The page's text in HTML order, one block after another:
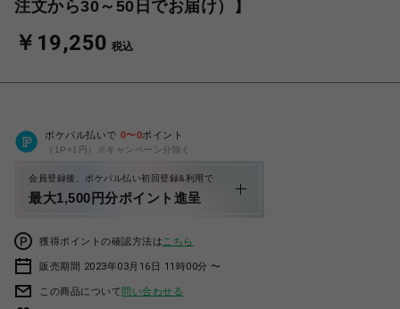
注文から30～50日でお届け）】
￥19,250 税込
ポケパル払いで 0〜0ポイント
（1P=1円）※キャンペーン分除く
会員登録後、ポケパル払い初回登録&利用で
最大1,500円分ポイント進呈
獲得ポイントの確認方法は こちら
販売期間 2023年03月16日 11時00分 〜
この商品について問い合わせる